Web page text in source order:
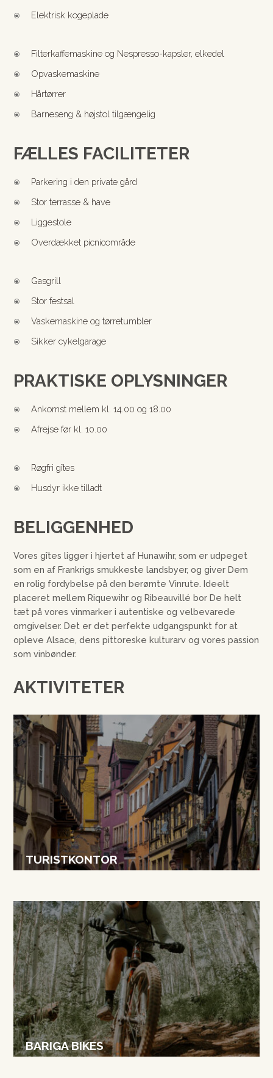
\ Elektrisk kogeplade
\ Filterkaffemaskine og Nespresso-kapsler, elkedel
\ Opvaskemaskine
\ Hårtørrer
\ Barneseng & højstol tilgængelig
FÆLLES FACILITETER
\ Parkering i den private gård
\ Stor terrasse & have
\ Liggestole
\ Overdækket picnicområde
\ Gasgrill
\ Stor festsal
\ Vaskemaskine og tørretumbler
\ Sikker cykelgarage
PRAKTISKE OPLYSNINGER
\ Ankomst mellem kl. 14.00 og 18.00
\ Afrejse før kl. 10.00
\ Røgfri gîtes
\ Husdyr ikke tilladt
BELIGGENHED
Vores gîtes ligger i hjertet af Hunawihr, som er udpeget
som en af Frankrigs smukkeste landsbyer, og giver Dem
en rolig fordybelse på den berømte Vinrute. Ideelt
placeret mellem Riquewihr og Ribeauvillé bor De helt
tæt på vores vinmarker i autentiske og velbevarede
omgivelser. Det er det perfekte udgangspunkt for at
opleve Alsace, dens pittoreske kulturarv og vores passion
som vinbønder.
AKTIVITETER
TURISTKONTOR
BARIGA BIKES